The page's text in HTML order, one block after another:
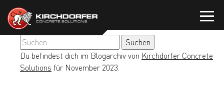
Inhalt
springen
Suchen
nach:
Du befindest dich im Blogarchiv von Kirchdorfer Concrete
Solutions für November 2023.